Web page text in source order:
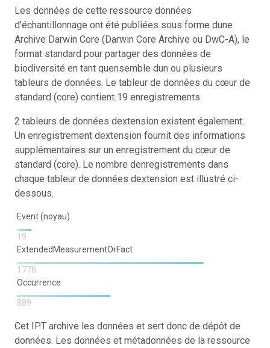
Les données de cette ressource données
d'échantillonnage ont été publiées sous forme dune
Archive Darwin Core (Darwin Core Archive ou DwC-A), le
format standard pour partager des données de
biodiversité en tant quensemble dun ou plusieurs
tableurs de données. Le tableur de données du cœur de
standard (core) contient 19 enregistrements.
2 tableurs de données dextension existent également.
Un enregistrement dextension fournit des informations
supplémentaires sur un enregistrement du cœur de
standard (core). Le nombre denregistrements dans
chaque tableur de données dextension est illustré ci-
dessous.
Event (noyau)
19
ExtendedMeasurementOrFact
1778
Occurrence
889
Cet IPT archive les données et sert donc de dépôt de
données. Les données et métadonnées de la ressource